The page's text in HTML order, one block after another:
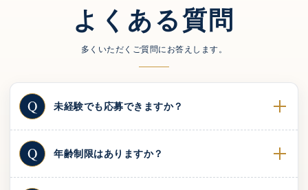
よくある質問
多くいただくご質問にお答えします。
Q 未経験でも応募できますか？
Q 年齢制限はありますか？